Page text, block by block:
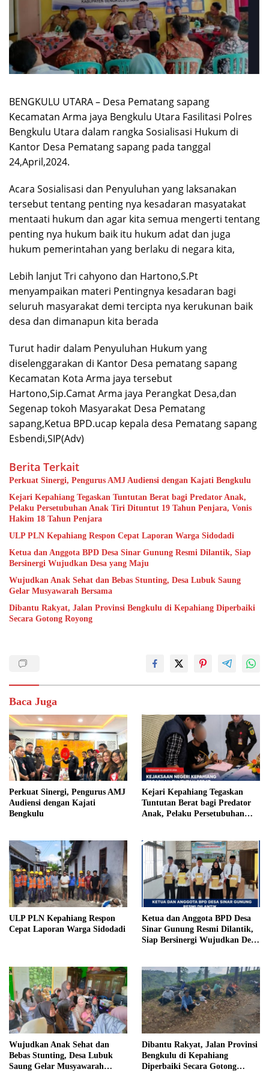
BENGKULU UTARA – Desa Pematang sapang
Kecamatan Arma jaya Bengkulu Utara Fasilitasi Polres
Bengkulu Utara dalam rangka Sosialisasi Hukum di
Kantor Desa Pematang sapang pada tanggal
24,April,2024.
Acara Sosialisasi dan Penyuluhan yang laksanakan
tersebut tentang penting nya kesadaran masyatakat
mentaati hukum dan agar kita semua mengerti tentang
penting nya hukum baik itu hukum adat dan juga
hukum pemerintahan yang berlaku di negara kita,
Lebih lanjut Tri cahyono dan Hartono,S.Pt
menyampaikan materi Pentingnya kesadaran bagi
seluruh masyarakat demi tercipta nya kerukunan baik
desa dan dimanapun kita berada
Turut hadir dalam Penyuluhan Hukum yang
diselenggarakan di Kantor Desa pematang sapang
Kecamatan Kota Arma jaya tersebut
Hartono,Sip.Camat Arma jaya Perangkat Desa,dan
Segenap tokoh Masyarakat Desa Pematang
sapang,Ketua BPD.ucap kepala desa Pematang sapang
Esbendi,SIP(Adv)
Berita Terkait
Perkuat Sinergi, Pengurus AMJ Audiensi dengan Kajati Bengkulu
Kejari Kepahiang Tegaskan Tuntutan Berat bagi Predator Anak,
Pelaku Persetubuhan Anak Tiri Dituntut 19 Tahun Penjara, Vonis
Hakim 18 Tahun Penjara
ULP PLN Kepahiang Respon Cepat Laporan Warga Sidodadi
Ketua dan Anggota BPD Desa Sinar Gunung Resmi Dilantik, Siap
Bersinergi Wujudkan Desa yang Maju
Wujudkan Anak Sehat dan Bebas Stunting, Desa Lubuk Saung
Gelar Musyawarah Bersama
Dibantu Rakyat, Jalan Provinsi Bengkulu di Kepahiang Diperbaiki
Secara Gotong Royong
Baca Juga
Perkuat Sinergi, Pengurus AMJ
Audiensi dengan Kajati
Bengkulu
Kejari Kepahiang Tegaskan
Tuntutan Berat bagi Predator
Anak, Pelaku Persetubuhan
Penjara
ULP PLN Kepahiang Respon
Cepat Laporan Warga Sidodadi
Ketua dan Anggota BPD Desa
Sinar Gunung Resmi Dilantik,
Siap Bersinergi Wujudkan Desa
Wujudkan Anak Sehat dan
Bebas Stunting, Desa Lubuk
Saung Gelar Musyawarah
Dibantu Rakyat, Jalan Provinsi
Bengkulu di Kepahiang
Diperbaiki Secara Gotong